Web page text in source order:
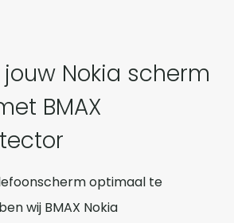
Nokia scherm
BMAX
optimaal te
wij BMAX Nokia